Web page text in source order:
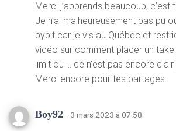
Merci j’apprends beaucoup, c’est
Je n’ai malheureusement pas pu
bybit car je vis au Québec et
vidéo sur comment placer un
limit ou … ce n’est pas encore
Merci encore pour tes partages.
Boy92 · 3 mars 2023 à 07:58